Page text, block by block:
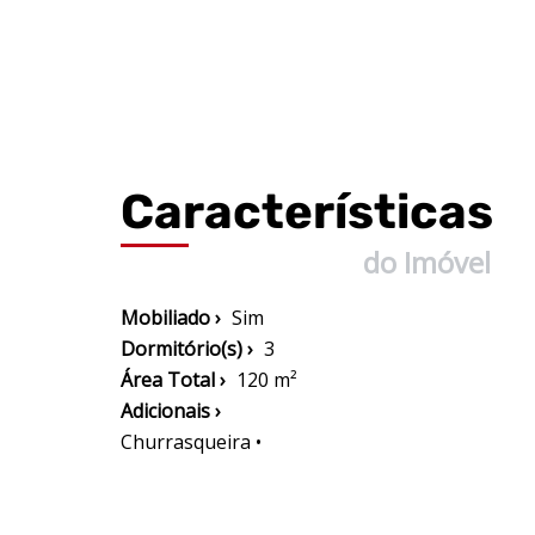
Características
do Imóvel
Mobiliado › Sim
Dormitório(s) › 3
Área Total › 120 m²
Adicionais ›
Churrasqueira •